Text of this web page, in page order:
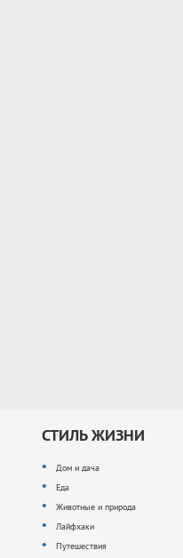
СТИЛЬ ЖИЗНИ
Дом и дача
Еда
Животные и природа
Лайфхаки
Путешествия